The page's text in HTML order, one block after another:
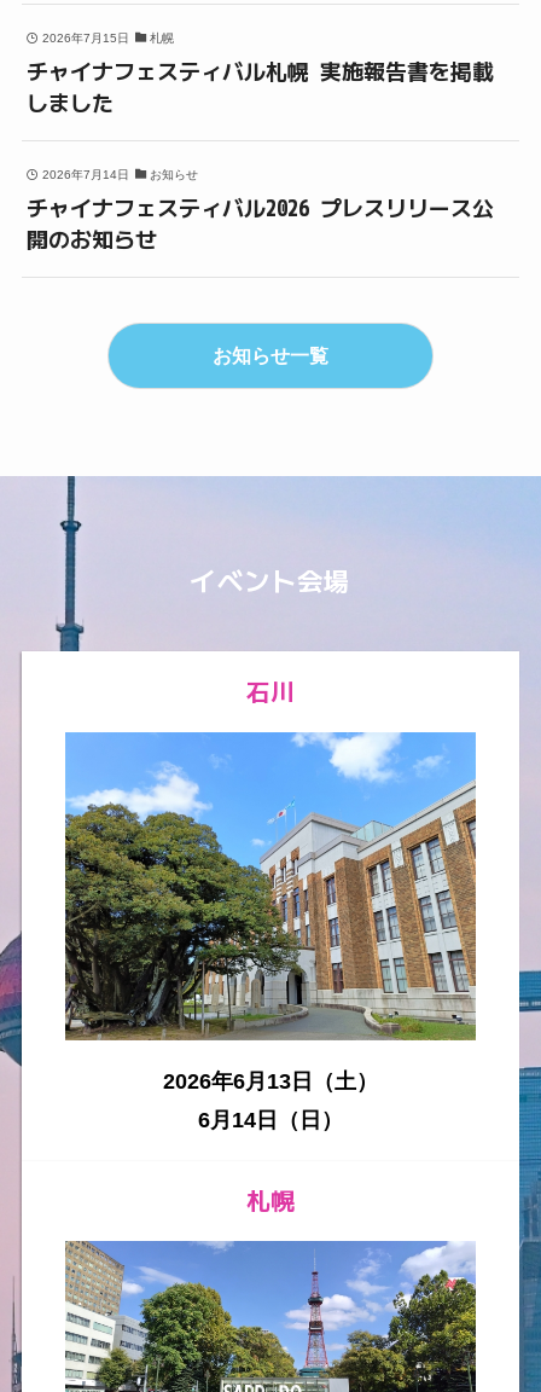
2026年7月15日 札幌
チャイナフェスティバル札幌 実施報告書を掲載
しました
2026年7月14日 お知らせ
チャイナフェスティバル2026 プレスリリース公
開のお知らせ
お知らせ一覧
イベント会場
石川
2026年6月13日（土）
6月14日（日）
札幌